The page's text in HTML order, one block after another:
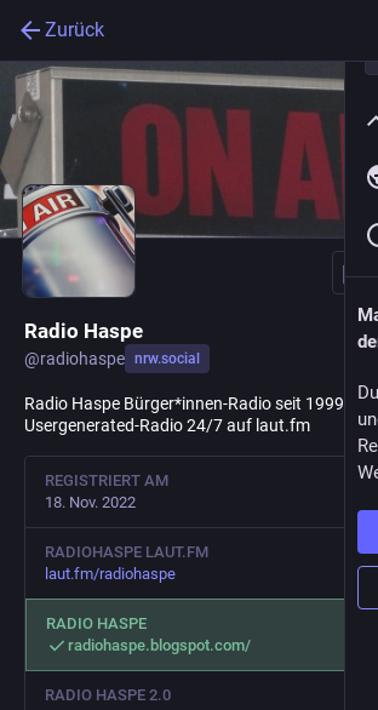
Zurück
Radio Haspe
@radiohaspe nrw.social
Radio Haspe Bürger*innen-Radio seit 1999 !
Usergenerated-Radio 24/7 auf laut.fm
REGISTRIERT AM
18. Nov. 2022
RADIOHASPE LAUT.FM
laut.fm/radiohaspe
RADIO HASPE
radiohaspe.blogspot.com/
RADIO HASPE 2.0